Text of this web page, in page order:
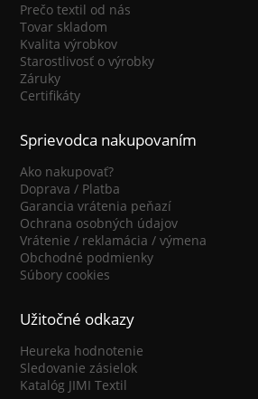
Prečo textil od nás
Tovar skladom
Kvalita výrobkov
Starostlivosť o výrobky
Záruky
Certifikáty
Sprievodca nakupovaním
Ako nakupovať?
Doprava / Platba
Garancia vrátenia peňazí
Ochrana osobných údajov
Vrátenie / reklamácia / výmena
Obchodné podmienky
Súbory cookies
Užitočné odkazy
Heureka hodnotenie
Sledovanie zásielok
Katalóg JIMI Textil